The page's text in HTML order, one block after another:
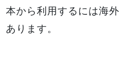
本から利用するには海
あります。